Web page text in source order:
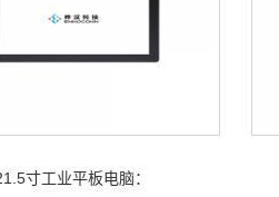
寸工业平板电脑：